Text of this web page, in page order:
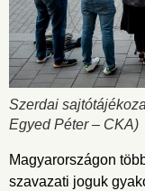
Szerdai
Egyed Péter – CKA)
Magyarországon
szavazati joguk